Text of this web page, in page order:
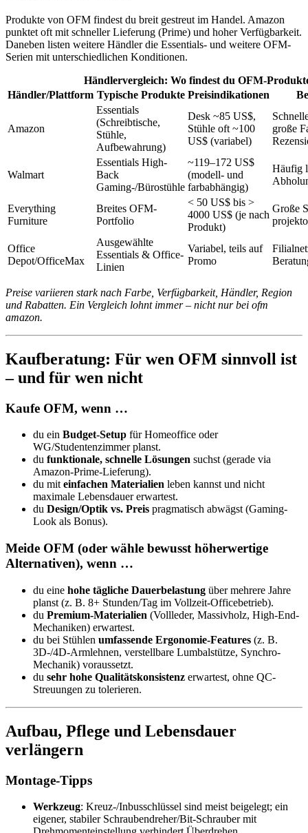
Produkte von OFM findest du breit gestreut im Handel. Amazon
punktet oft mit schneller Lieferung (Prime) und hoher Verfügbarkeit.
Daneben listen weitere Händler die Essentials- und weitere OFM-
Serien mit unterschiedlichen Konditionen.
Händlervergleich: Wo findest du OFM-
Händler/Plattform Typische Produkte Preisindikationen
Amazon
Essentials
(Schreibtische,
Stühle,
Aufbewahrung)
Desk ~85 US$,
Stühle oft ~100
US$ (variabel)
große
Walmart
Essentials High-
Back
Gaming-/Bürostühle
~119–172 US$
(modell- und
farbabhängig)
Häufig
Everything
Furniture
Breites OFM-
Portfolio
< 50 US$ bis >
4000 US$ (je nach
Produkt)
Große
Office
Depot/OfficeMax
Ausgewählte
Essentials & Office-
Linien
Variabel, teils auf
Promo
Preise variieren stark nach Farbe, Verfügbarkeit, Händler, Region
und Rabatten. Ein Vergleich lohnt immer – nicht nur bei ofm
amazon.
Kaufberatung: Für wen OFM sinnvoll ist
– und für wen nicht
Kaufe OFM, wenn …
du ein Budget-Setup für Homeoffice oder
WG/Studentenzimmer planst.
du funktionale, schnelle Lösungen suchst (gerade via
Amazon-Prime-Lieferung).
du mit einfachen Materialien leben kannst und nicht
maximale Lebensdauer erwartest.
du Design/Optik vs. Preis pragmatisch abwägst (Gaming-
Look als Bonus).
Meide OFM (oder wähle bewusst höherwertige
Alternativen), wenn …
du eine hohe tägliche Dauerbelastung über mehrere Jahre
planst (z. B. 8+ Stunden/Tag im Vollzeit-Officebetrieb).
du Premium-Materialien (Vollleder, Massivholz, High-End-
Mechaniken) erwartest.
du bei Stühlen umfassende Ergonomie-Features (z. B.
3D-/4D-Armlehnen, verstellbare Lumbalstütze, Synchro-
Mechanik) voraussetzt.
du sehr hohe Qualitätskonsistenz erwartest, ohne QC-
Streuungen zu tolerieren.
Aufbau, Pflege und Lebensdauer
verlängern
Montage-Tipps
Werkzeug: Kreuz-/Inbusschlüssel sind meist beigelegt; ein
eigener, stabiler Schraubendreher/Bit-Schrauber mit